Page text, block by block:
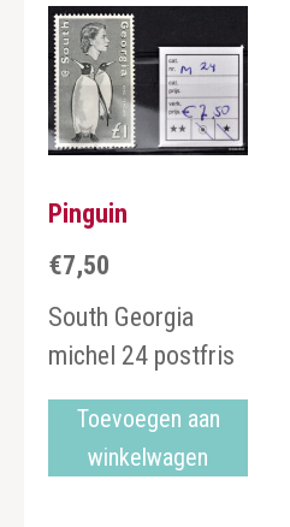
Pinguin
€7,50
South Georgia
michel 24 postfris
Toevoegen aan
winkelwagen